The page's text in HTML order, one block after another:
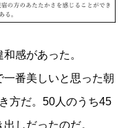
感があった。
番美しいと思った朝
方だ。50人のうち45
しだったのだ。